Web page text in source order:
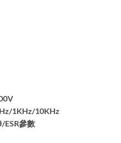
1KHz/10KHz
ESR參數